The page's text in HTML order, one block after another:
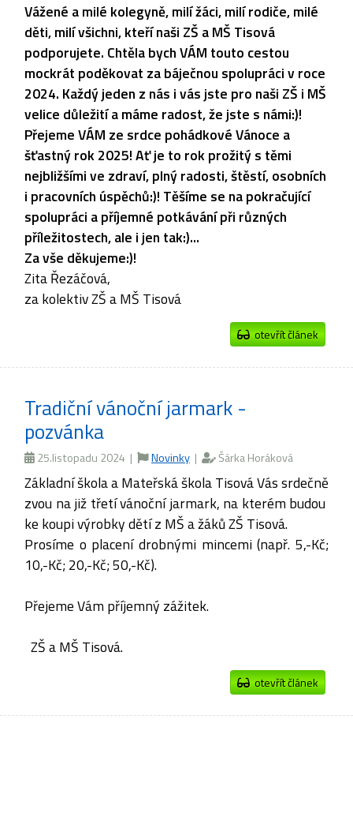
Vážené a milé kolegyně, milí žáci, milí rodiče, milé
děti, milí všichni, kteří naši ZŠ a MŠ Tisová
podporujete. Chtěla bych VÁM touto cestou
mockrát poděkovat za báječnou spolupráci v roce
2024. Každý jeden z nás i vás jste pro naši ZŠ i MŠ
velice důležití a máme radost, že jste s námi:)!
Přejeme VÁM ze srdce pohádkové Vánoce a
šťastný rok 2025! Ať je to rok prožitý s těmi
nejbližšími ve zdraví, plný radosti, štěstí, osobních
i pracovních úspěchů:)! Těšíme se na pokračující
spolupráci a příjemné potkávání při různých
příležitostech, ale i jen tak:)...
Za vše děkujeme:)!
Zita Řezáčová,
za kolektiv ZŠ a MŠ Tisová
otevřít článek
Tradiční vánoční jarmark -
pozvánka
25.listopadu 2024 | Novinky | Šárka Horáková
Základní škola a Mateřská škola Tisová Vás srdečně
zvou na již třetí vánoční jarmark, na kterém budou
ke koupi výrobky dětí z MŠ a žáků ZŠ Tisová.
Prosíme o placení drobnými mincemi (např. 5,-Kč;
10,-Kč; 20,-Kč; 50,-Kč).
Přejeme Vám příjemný zážitek.
ZŠ a MŠ Tisová.
otevřít článek